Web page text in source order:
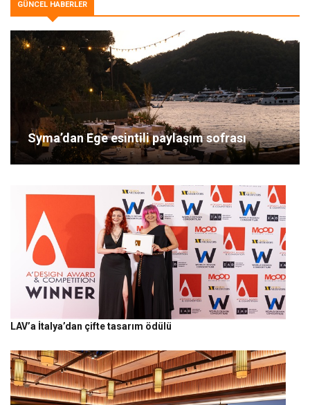
GÜNCEL HABERLER
Syma’dan Ege esintili paylaşım sofrası
LAV’a İtalya’dan çifte tasarım ödülü